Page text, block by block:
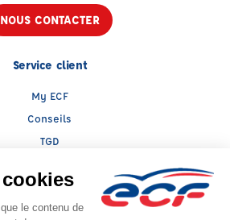
NOUS CONTACTER
Service client
My ECF
Conseils
TGD
Le groupe ECF
Présentation